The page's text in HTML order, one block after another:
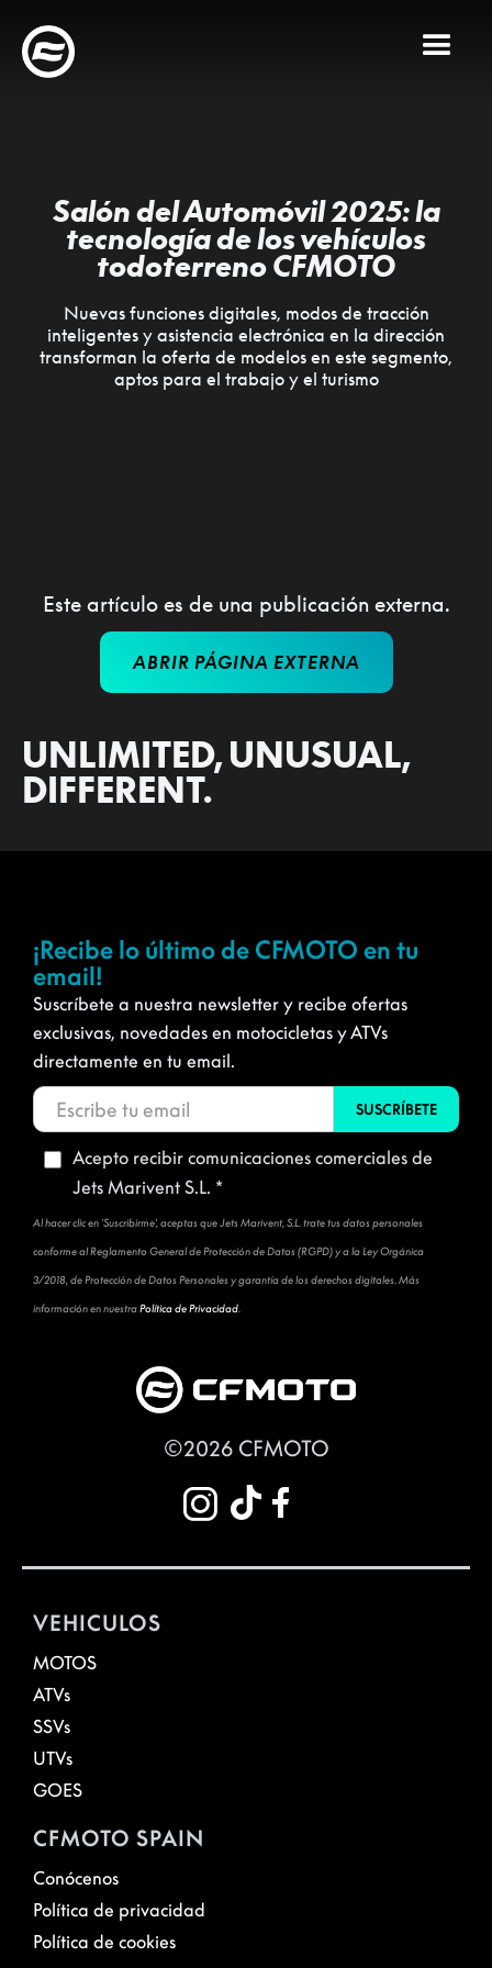
Salón del Automóvil 2025: la
tecnología de los vehículos
todoterreno CFMOTO
Nuevas funciones digitales, modos de tracción
inteligentes y asistencia electrónica en la dirección
transforman la oferta de modelos en este segmento,
aptos para el trabajo y el turismo
Este artículo es de una publicación externa.
ABRIR PÁGINA EXTERNA
UNLIMITED, UNUSUAL,
DIFFERENT.
¡Recibe lo último de CFMOTO en tu
email!
Suscríbete a nuestra newsletter y recibe ofertas
exclusivas, novedades en motocicletas y ATVs
directamente en tu email.
Acepto recibir comunicaciones comerciales de
Jets Marivent S.L. *
Al hacer clic en 'Suscribirme', aceptas que Jets Marivent, S.L. trate tus datos personales
conforme al Reglamento General de Protección de Datos (RGPD) y a la Ley Orgánica
3/2018, de Protección de Datos Personales y garantía de los derechos digitales. Más
información en nuestraPolítica de Privacidad
©2026 CFMOTO
VEHICULOS
MOTOS
ATVs
SSVs
UTVs
GOES
CFMOTO SPAIN
Conócenos
Política de privacidad
Política de cookies